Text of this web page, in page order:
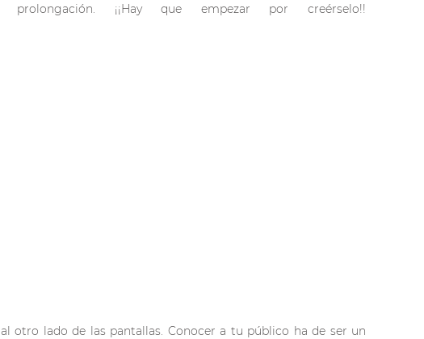
¡¡Hay que empezar por creérselo!!
otro lado de las pantallas. Conocer a tu público ha de ser un